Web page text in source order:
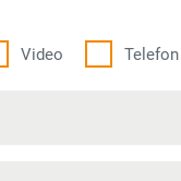
Video Telefon